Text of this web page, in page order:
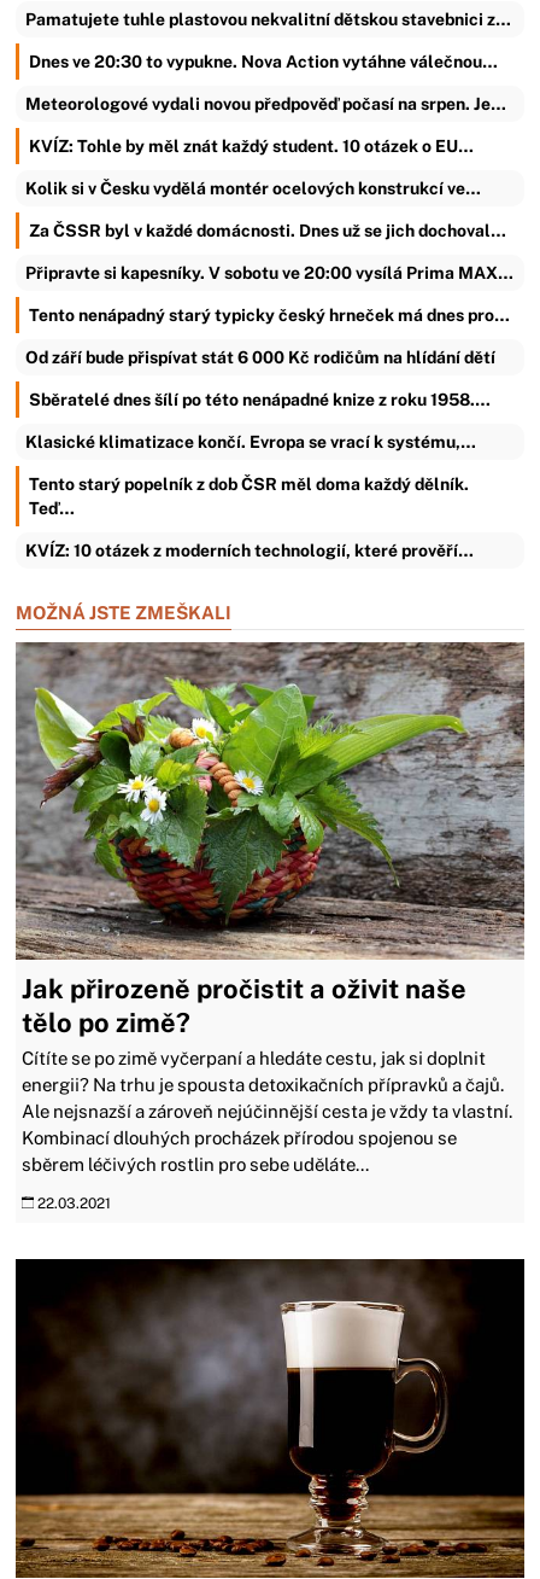
Pamatujete tuhle plastovou nekvalitní dětskou stavebnici z…
Dnes ve 20:30 to vypukne. Nova Action vytáhne válečnou…
Meteorologové vydali novou předpověď počasí na srpen. Je…
KVÍZ: Tohle by měl znát každý student. 10 otázek o EU…
Kolik si v Česku vydělá montér ocelových konstrukcí ve…
Za ČSSR byl v každé domácnosti. Dnes už se jich dochoval…
Připravte si kapesníky. V sobotu ve 20:00 vysílá Prima MAX…
Tento nenápadný starý typicky český hrneček má dnes pro…
Od září bude přispívat stát 6 000 Kč rodičům na hlídání dětí
Sběratelé dnes šílí po této nenápadné knize z roku 1958.…
Klasické klimatizace končí. Evropa se vrací k systému,…
Tento starý popelník z dob ČSR měl doma každý dělník.
Teď…
KVÍZ: 10 otázek z moderních technologií, které prověří…
MOŽNÁ JSTE ZMEŠKALI
Jak přirozeně pročistit a oživit naše
tělo po zimě?
Cítíte se po zimě vyčerpaní a hledáte cestu, jak si doplnit
energii? Na trhu je spousta detoxikačních přípravků a čajů.
Ale nejsnazší a zároveň nejúčinnější cesta je vždy ta vlastní.
Kombinací dlouhých procházek přírodou spojenou se
sběrem léčivých rostlin pro sebe uděláte...
22.03.2021